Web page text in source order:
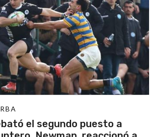
el segundo puesto a